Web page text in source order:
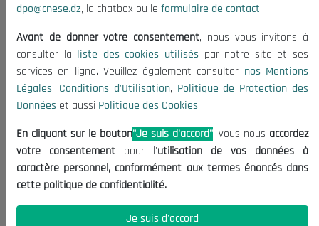
Mentions Légales
Conditions d'Utilisation
Politique de Protection des Données
Politique des Cookies
Nous Contacter
(+213) 021 98 01 00|01|02
contact@cnese.dz
Suggestions ou Initiatives ?
Newsletter
dernières nouvelles.
dpo@cnese.dz, la chatbox ou le formulaire de contact.
Avant de donner votre consentement, nous vous invitons à
consulter la liste des cookies utilisés par notre site et ses
services en ligne. Veuillez également consulter nos Mentions
Légales, Conditions d'Utilisation, Politique de Protection des
Données et aussi Politique des Cookies.
En cliquant sur le bouton"Je suis d'accord", vous nous accordez
votre consentement pour l'utilisation de vos données à
caractère personnel, conformément aux termes énoncés dans
cette politique de confidentialité.
Je suis d'accord